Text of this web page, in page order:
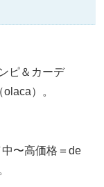
ピ＆カーデ
）。
〜高価格＝de